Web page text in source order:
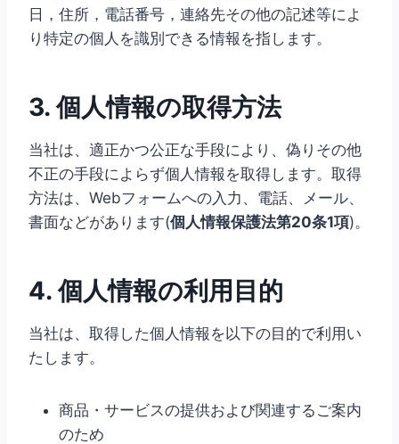
日，住所，電話番号，連絡先その他の記述等によ
り特定の個人を識別できる情報を指します。
3. 個人情報の取得方法
当社は、適正かつ公正な手段により、偽りその他
不正の手段によらず個人情報を取得します。取得
方法は、Webフォームへの入力、電話、メール、
書面などがあります(個人情報保護法第20条1項)。
4. 個人情報の利用目的
当社は、取得した個人情報を以下の目的で利用い
たします。
商品・サービスの提供および関連するご案内
のため